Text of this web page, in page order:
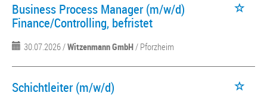
Business Process Manager (m/w/d)
Finance/Controlling, befristet
30.07.2026 /Witzenmann GmbH/ Pforzheim
Schichtleiter (m/w/d)